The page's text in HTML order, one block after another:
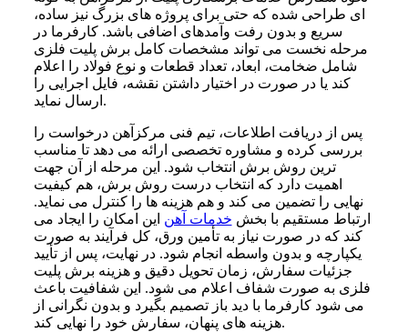
ای طراحی شده که حتی برای پروژه‌ های بزرگ نیز ساده،
سریع و بدون رفت‌ وآمدهای اضافی باشد. کارفرما در
مرحله نخست می‌ تواند مشخصات کامل برش پلیت فلزی
شامل ضخامت، ابعاد، تعداد قطعات و نوع فولاد را اعلام
کند یا در صورت در اختیار داشتن نقشه، فایل اجرایی را
ارسال نماید.
پس از دریافت اطلاعات، تیم فنی مرکزآهن درخواست را
بررسی کرده و مشاوره تخصصی ارائه می‌ دهد تا مناسب‌
ترین روش برش انتخاب شود. این مرحله از آن جهت
اهمیت دارد که انتخاب درست روش برش، هم کیفیت
نهایی را تضمین می‌ کند و هم هزینه‌ ها را کنترل می‌ نماید.
ارتباط مستقیم با بخش خدمات آهن این امکان را ایجاد می‌
کند که در صورت نیاز به تأمین ورق، کل فرآیند به‌ صورت
یکپارچه و بدون واسطه انجام شود. در نهایت، پس از تأیید
جزئیات سفارش، زمان تحویل دقیق و هزینه برش پلیت
فلزی به‌ صورت شفاف اعلام می‌ شود. این شفافیت باعث
می‌ شود کارفرما با دید باز تصمیم بگیرد و بدون نگرانی از
هزینه‌ های پنهان، سفارش خود را نهایی کند.